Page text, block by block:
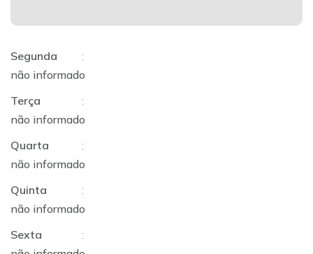
Segunda
:
não informado
Terça
:
não informado
Quarta
:
não informado
Quinta
:
não informado
Sexta
: